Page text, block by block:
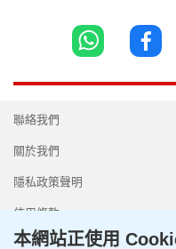
聯絡我們
關於我們
隱私政策聲明
使用條款
本網站正使用